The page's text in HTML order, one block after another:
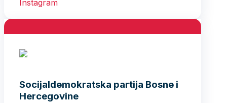
Socijaldemokratska partija Bosne i
Hercegovine